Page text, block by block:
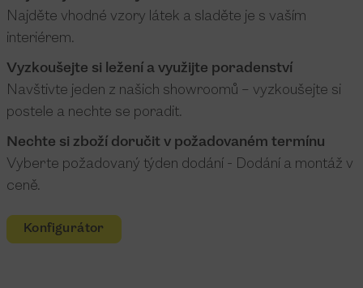
Najděte vhodné vzory látek a sladěte je s vaším
interiérem.
Vyzkoušejte si ležení a využijte poradenství
Navštivte jeden z našich showroomů – vyzkoušejte si
postele a nechte se poradit.
Nechte si zboží doručit v požadovaném termínu
Vyberte požadovaný týden dodání - Dodání a montáž v
ceně.
Konfigurátor